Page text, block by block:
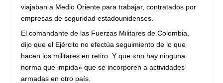
viajaban a Medio Oriente para trabajar, contratados por
empresas de seguridad estadounidenses.
El comandante de las Fuerzas Militares de Colombia,
dijo que el Ejército no efectúa seguimiento de lo que
hacen los militares en retiro. Y que «no hay ninguna
norma que impida» que se incorporen a actividades
armadas en otro país.